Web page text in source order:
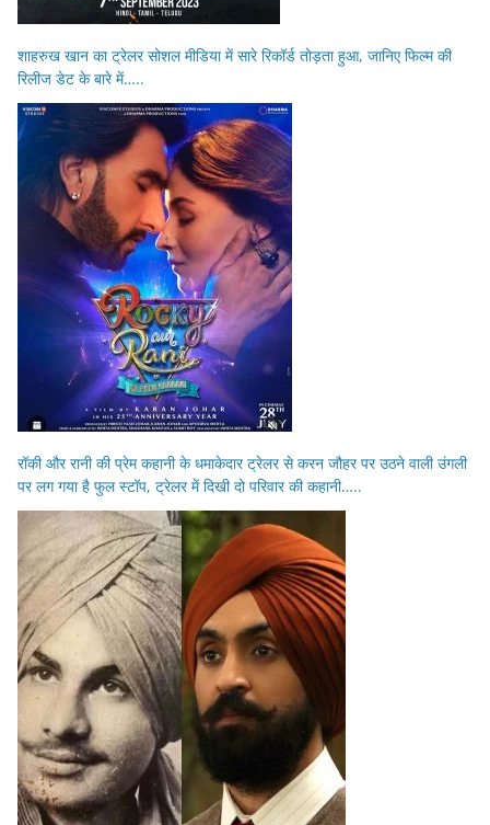
शाहरुख खान का ट्रेलर सोशल मीडिया में सारे रिकॉर्ड तोड़ता हुआ, जानिए फिल्म की
रिलीज डेट के बारे में…..
रॉकी और रानी की प्रेम कहानी के धमाकेदार ट्रेलर से करन जौहर पर उठने वाली उंगली
पर लग गया है फुल स्टॉप, ट्रेलर में दिखी दो परिवार की कहानी…..